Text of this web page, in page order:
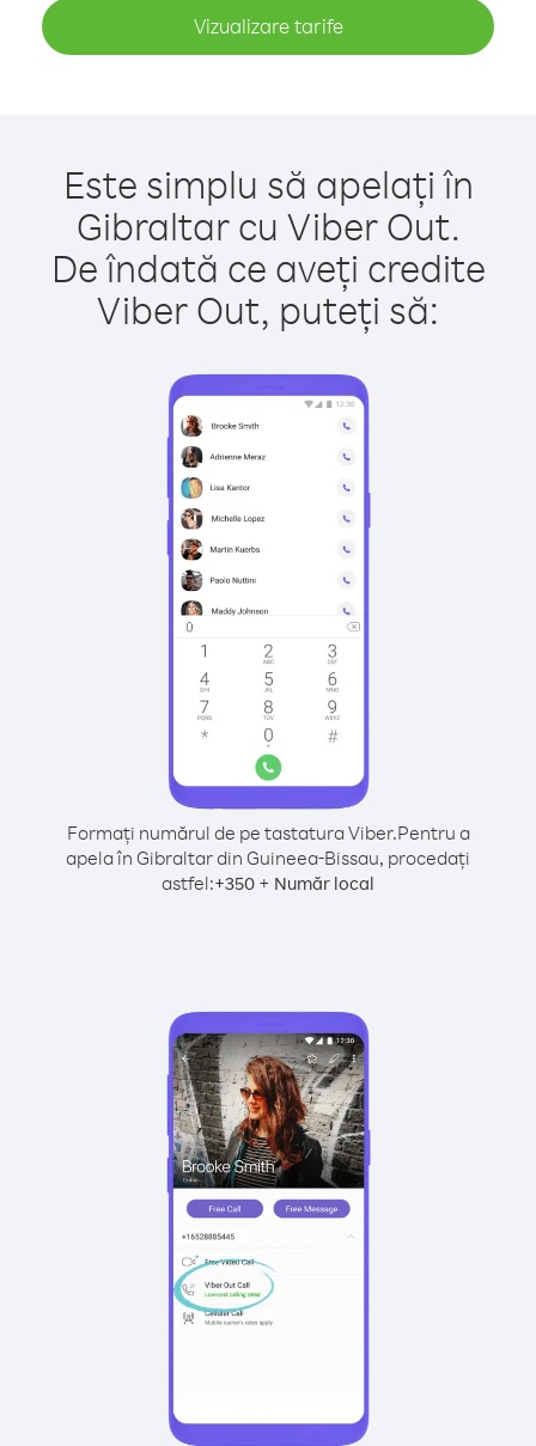
Vizualizare tarife
Este simplu să apelați în
Gibraltar cu Viber Out.
De îndată ce aveți credite
Viber Out, puteți să:
Formați numărul de pe tastatura Viber.Pentru a
apela în Gibraltar din Guineea-Bissau, procedați
astfel:+350 + Număr local